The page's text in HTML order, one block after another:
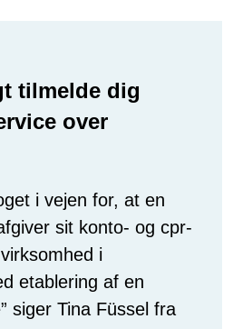
tilmelde dig
over
i vejen for, at en
sit konto- og cpr-
i
etablering af en
siger Tina Füssel fra